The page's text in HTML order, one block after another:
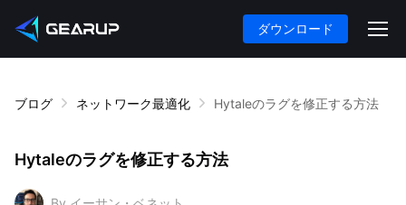
ダウンロード
ブログ ネットワーク最適化 Hytaleのラグを修正する方法
Hytaleのラグを修正する方法